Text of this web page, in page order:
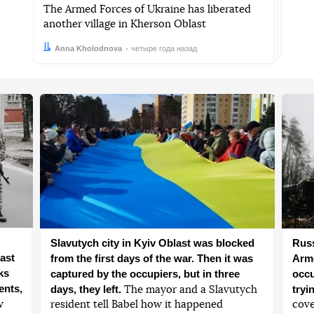
The Armed Forces of Ukraine has liberated
another village in Kherson Oblast
Автор:Anna Kholodnova
Дата: четыре года назад
Slavutych city in Kyiv Oblast was blocked
from the first days of the war. Then it was
captured by the occupiers, but in three
days, they left. The mayor and a Slavutych
resident tell Babel how it happened